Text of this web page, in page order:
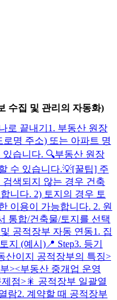
수집 및 관리의 자동화)
로 끝내기 1. 부동산 원장
명 주소) 또는 아파트 명
있습니다. 🔍부동산 원장
수 있습니다.💡[꿀팁] 주
검색되지 않는 경우 건축
니다. 2) 토지의 경우 토
이용이 가능합니다. 2. 원
통합/건축물/토지를 선택
및 공적장부 자동 연동1. 집
지 (예시) 📍 Step3. 등기
산이지 공적장부의 특징>
><부동산 중개업 운영
점>🎇 공적장부 일괄열
람2. 계약할 때 공적장부